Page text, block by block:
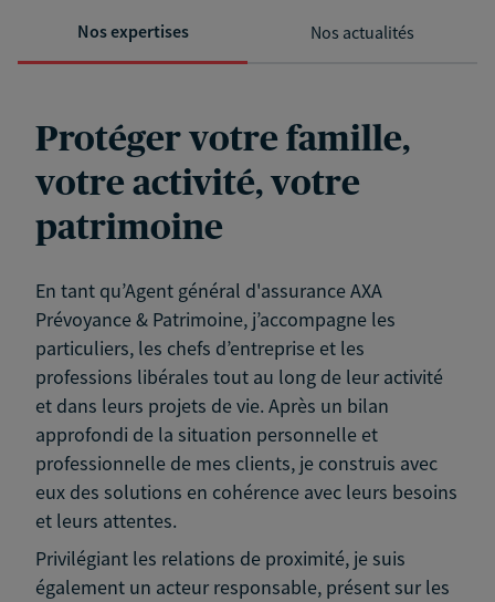
Nos expertises Nos actualités
Protéger votre famille,
votre activité, votre
patrimoine
En tant qu’Agent général d'assurance AXA
Prévoyance & Patrimoine, j’accompagne les
particuliers, les chefs d’entreprise et les
professions libérales tout au long de leur activité
et dans leurs projets de vie. Après un bilan
approfondi de la situation personnelle et
professionnelle de mes clients, je construis avec
eux des solutions en cohérence avec leurs besoins
et leurs attentes.
Privilégiant les relations de proximité, je suis
également un acteur responsable, présent sur les